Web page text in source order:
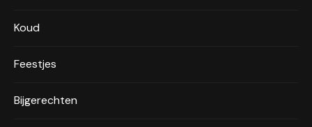
Koud
Feestjes
Bijgerechten